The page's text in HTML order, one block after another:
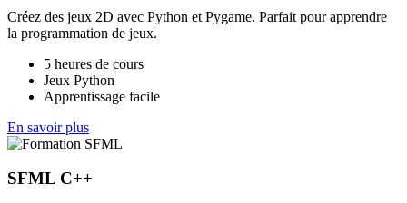
Créez des jeux 2D avec Python et Pygame. Parfait pour apprendre
la programmation de jeux.
5 heures de cours
Jeux Python
Apprentissage facile
En savoir plus
SFML C++